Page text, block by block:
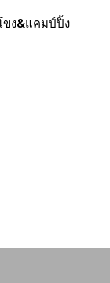
ขง&แคมป์ปิ้ง